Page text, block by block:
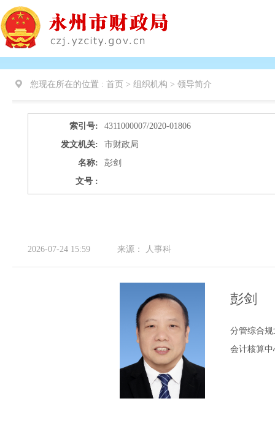
您现在所在的位置 : 首页 > 组织机构 > 领导简介
索引号:
4311000007/2020-01806
发文机关:
市财政局
名称:
彭剑
文号 :
2026-07-24 15:59 来源： 人事科
彭剑
分管综合
会计核算